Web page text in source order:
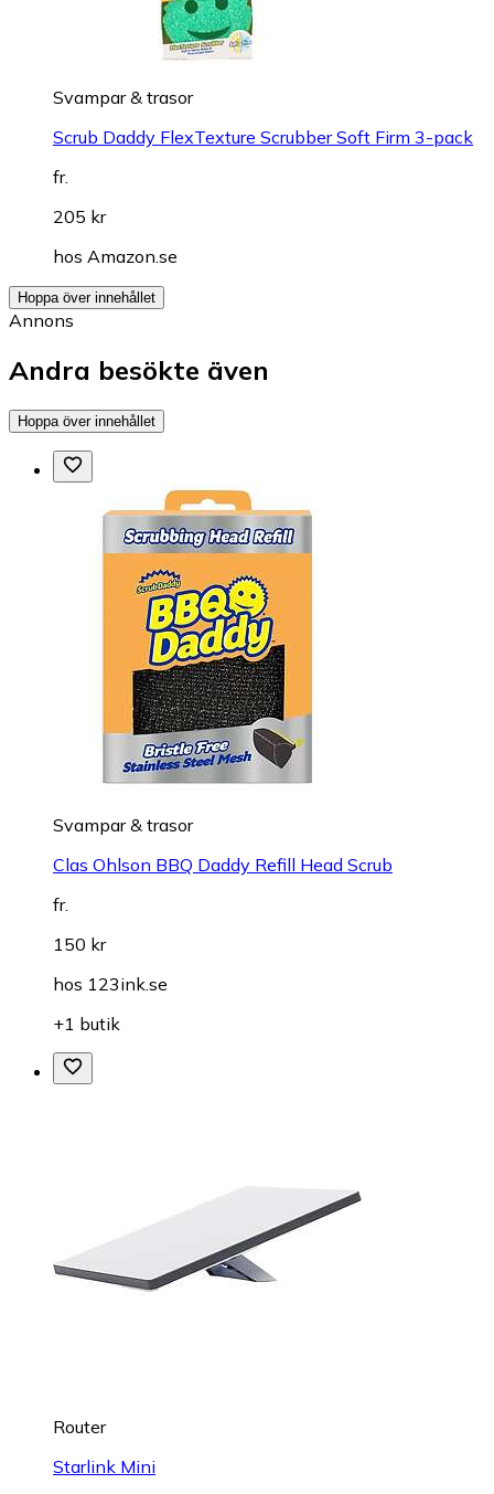
Svampar & trasor
Scrub Daddy FlexTexture Scrubber Soft Firm 3-pack
fr.
205 kr
hos Amazon.se
Hoppa över innehållet
Annons
Andra besökte även
Hoppa över innehållet
Svampar & trasor
Clas Ohlson BBQ Daddy Refill Head Scrub
fr.
150 kr
hos 123ink.se
+1 butik
Router
Starlink Mini